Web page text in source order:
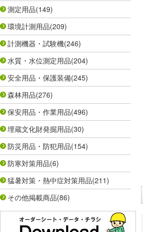
測定用品(149)
環境計測用品(209)
計測機器・試験機(246)
水質・水位測定用品(204)
安全用品・保護装備(245)
森林用品(276)
保安用品・作業用品(496)
埋蔵文化財発掘用品(30)
防災用品・防犯用品(154)
防寒対策用品(6)
猛暑対策・熱中症対策用品(211)
その他掲載商品(86)